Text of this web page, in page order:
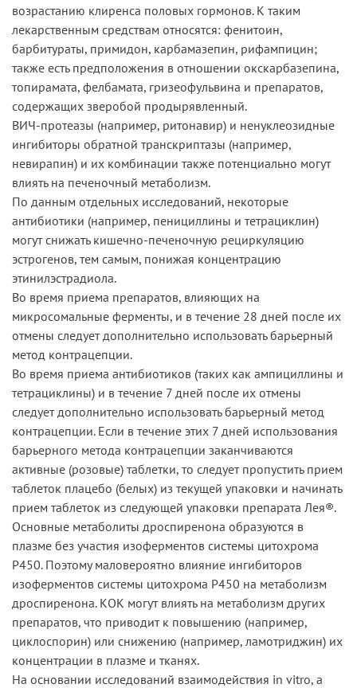
возрастанию клиренса половых гормонов. К таким
лекарственным средствам относятся: фенитоин,
барбитураты, примидон, карбамазепин, рифампицин;
также есть предположения в отношении окскарбазепина,
топирамата, фелбамата, гризеофульвина и препаратов,
содержащих зверобой продырявленный.
ВИЧ-протеазы (например, ритонавир) и ненуклеозидные
ингибиторы обратной транскриптазы (например,
невирапин) и их комбинации также потенциально могут
влиять на печеночный метаболизм.
По данным отдельных исследований, некоторые
антибиотики (например, пенициллины и тетрациклин)
могут снижать кишечно-печеночную рециркуляцию
эстрогенов, тем самым, понижая концентрацию
этинилэстрадиола.
Во время приема препаратов, влияющих на
микросомальные ферменты, и в течение 28 дней после их
отмены следует дополнительно использовать барьерный
метод контрацепции.
Во время приема антибиотиков (таких как ампициллины и
тетрациклины) и в течение 7 дней после их отмены
следует дополнительно использовать барьерный метод
контрацепции. Если в течение этих 7 дней использования
барьерного метода контрацепции заканчиваются
активные (розовые) таблетки, то следует пропустить прием
таблеток плацебо (белых) из текущей упаковки и начинать
прием таблеток из следующей упаковки препарата Лея®.
Основные метаболиты дроспиренона образуются в
плазме без участия изоферментов системы цитохрома
Р450. Поэтому маловероятно влияние ингибиторов
изоферментов системы цитохрома Р450 на метаболизм
дроспиренона. КОК могут влиять на метаболизм других
препаратов, что приводит к повышению (например,
циклоспорин) или снижению (например, ламотриджин) их
концентрации в плазме и тканях.
На основании исследований взаимодействия in vitro, а